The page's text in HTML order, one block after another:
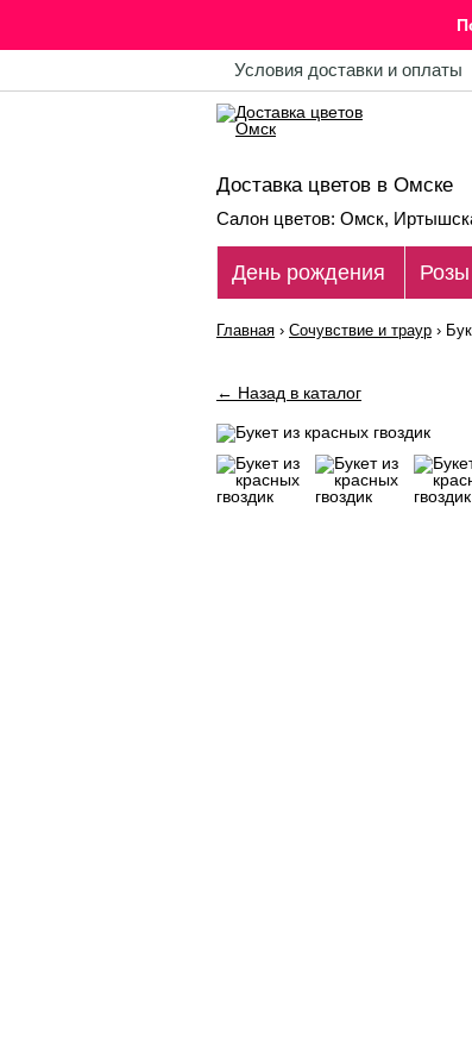
Условия доставки и оплаты
Доставка цветов в Омске
Салон цветов: Омск,
День рождения Розы
Главная › Сочувствие и траур ›
← Назад в каталог